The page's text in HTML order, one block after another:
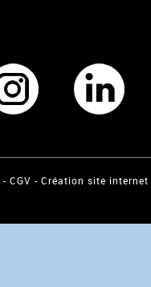
- CGV - Création site internet